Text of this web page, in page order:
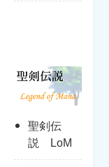
聖剣伝
説 LoM